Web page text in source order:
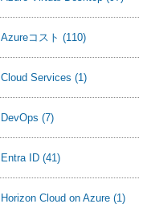
Azureコスト (110)
Cloud Services (1)
DevOps (7)
Entra ID (41)
Horizon Cloud on Azure (1)